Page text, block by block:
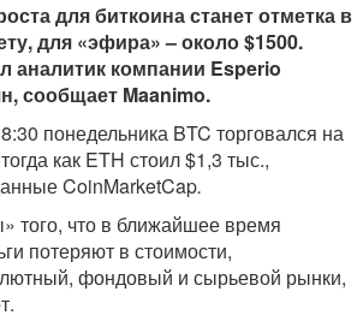
для биткоина станет отметка в
для «эфира» – около $1500.
аналитик компании Esperio
сообщает Maanimo.
понедельника BTC торговался на
как ETH стоил $1,3 тыс.,
CoinMarketCap.
того, что в ближайшее время
потеряют в стоимости,
фондовый и сырьевой рынки,